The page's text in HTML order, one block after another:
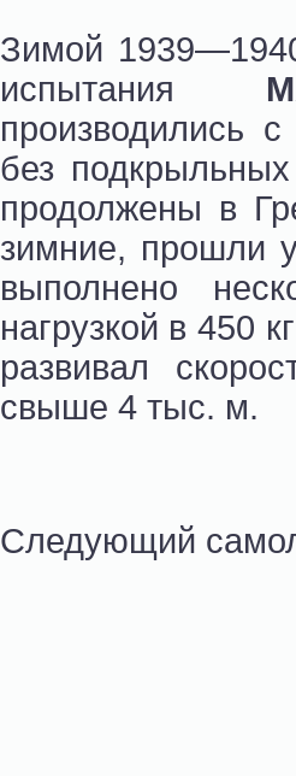
Зимой
испытания
производились
без
продолжены в
зимние, прошли
выполнено
нагрузкой в 450
развивал
свыше 4 тыс. м.
Следующий